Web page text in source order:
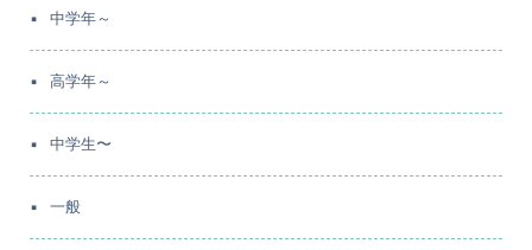
中学年～
高学年～
中学生〜
一般